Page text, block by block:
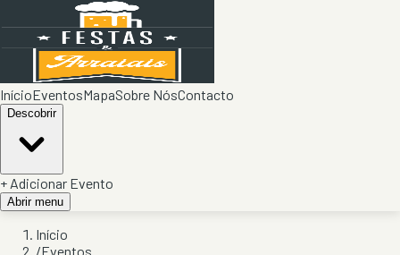
InícioEventosMapaSobre NósContacto
Descobrir
+ Adicionar Evento
Abrir menu
Início
/Eventos